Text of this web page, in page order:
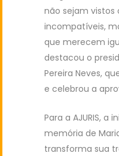
não sejam
incompatíveis,
que merecem
destacou o
Pereira Neves,
e celebrou a
Para a AJURIS, a
memória de
transforma sua